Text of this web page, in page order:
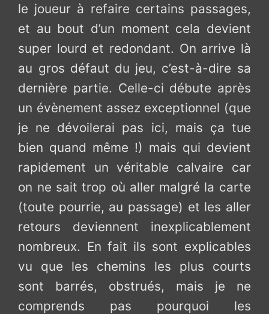
le joueur à refaire certains passages,
et au bout d’un moment cela devient
super lourd et redondant. On arrive là
au gros défaut du jeu, c’est-à-dire sa
dernière partie. Celle-ci débute après
un évènement assez exceptionnel (que
je ne dévoilerai pas ici, mais ça tue
bien quand même !) mais qui devient
rapidement un véritable calvaire car
on ne sait trop où aller malgré la carte
(toute pourrie, au passage) et les aller
retours deviennent inexplicablement
nombreux. En fait ils sont explicables
vu que les chemins les plus courts
sont barrés, obstrués, mais je ne
comprends pas pourquoi les